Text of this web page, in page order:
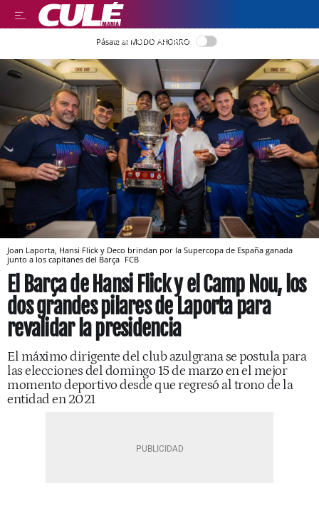
LEER EN CASTELLANO
Pásate al MODO AHORRO
Joan Laporta, Hansi Flick y Deco brindan por la Supercopa de España ganada
junto a los capitanes del Barça FCB
El Barça de Hansi Flick y el Camp Nou, los
dos grandes pilares de Laporta para
revalidar la presidencia
El máximo dirigente del club azulgrana se postula para
las elecciones del domingo 15 de marzo en el mejor
momento deportivo desde que regresó al trono de la
entidad en 2021